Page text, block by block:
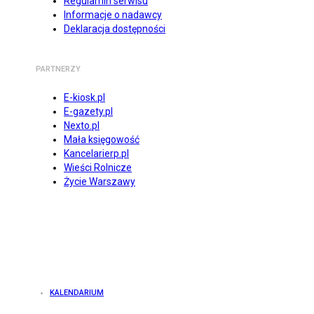
Informacje o nadawcy
Deklaracja dostępności
PARTNERZY
E-kiosk.pl
E-gazety.pl
Nexto.pl
Mała księgowość
Kancelarierp.pl
Wieści Rolnicze
Życie Warszawy
KALENDARIUM